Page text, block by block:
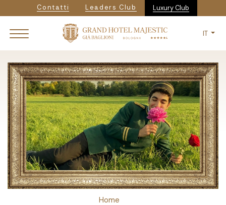
al
contenuto
Navigazione secondaria
Contatti Leaders Club Luxury Club
IT
BreadcrumbHome